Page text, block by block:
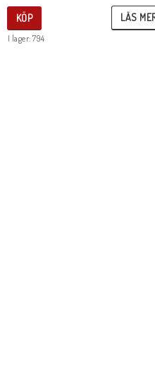
I lager: 794
KÖP LÄS